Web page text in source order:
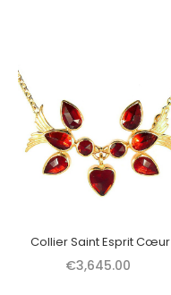
Collier Saint Esprit Cœur
€3,645.00